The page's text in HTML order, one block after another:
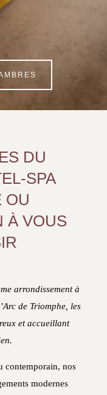
DU
SPA
OU
À VOUS
arrondissement à
de Triomphe, les
et accueillant
contemporain, nos
modernes